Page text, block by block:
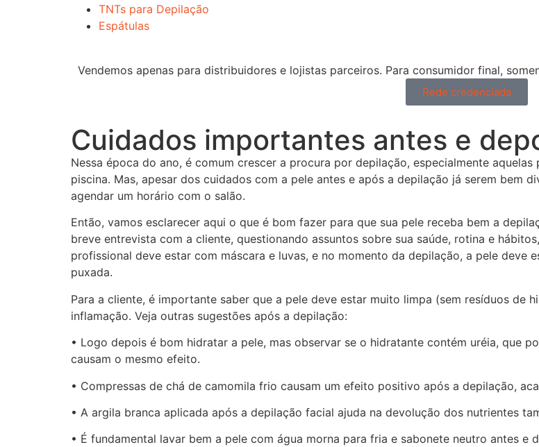
TNTs para Depilação
Espátulas
Vendemos apenas para distribuidores e lojistas parceiros. Para consumidor final,
Rede credenciada
Cuidados importantes antes e
Nessa época do ano, é comum crescer a procura por depilação, especialmente
piscina. Mas, apesar dos cuidados com a pele antes e após a depilação já serem bem
agendar um horário com o salão.
Então, vamos esclarecer aqui o que é bom fazer para que sua pele receba bem a
breve entrevista com a cliente, questionando assuntos sobre sua saúde, rotina e
profissional deve estar com máscara e luvas, e no momento da depilação, a pele deve
puxada.
Para a cliente, é importante saber que a pele deve estar muito limpa (sem resíduos de
inflamação. Veja outras sugestões após a depilação:
• Logo depois é bom hidratar a pele, mas observar se o hidratante contém uréia, que
causam o mesmo efeito.
• Compressas de chá de camomila frio causam um efeito positivo após a depilação,
• A argila branca aplicada após a depilação facial ajuda na devolução dos nutrientes
• É fundamental lavar bem a pele com água morna para fria e sabonete neutro antes e